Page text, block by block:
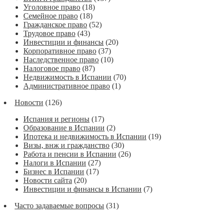
Уголовное право (18)
Семейное право (18)
Гражданское право (52)
Трудовое право (43)
Инвестиции и финансы (20)
Корпоративное право (37)
Наследственное право (10)
Налоговое право (87)
Недвижимость в Испании (70)
Административное право (1)
Новости (126)
Испания и регионы (17)
Образование в Испании (2)
Ипотека и недвижимость в Испании (19)
Визы, внж и гражданство (30)
Работа и пенсии в Испании (26)
Налоги в Испании (27)
Бизнес в Испании (17)
Новости сайта (20)
Инвестиции и финансы в Испании (7)
Часто задаваемые вопросы (31)